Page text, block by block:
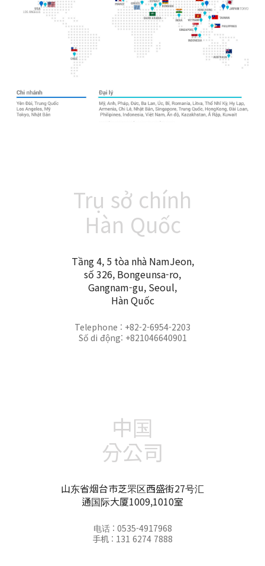
Trụ sở chính
Hàn Quốc
Tầng 4, 5 tòa nhà NamJeon,
số 326, Bongeunsa-ro,
Gangnam-gu, Seoul,
Hàn Quốc
Telephone : +82-2-6954-2203
Số di động: +821046640901
中国
分公司
山东省烟台市芝罘区西盛街27号汇
通国际大厦1009,1010室
电话 : 0535-4917968
手机 : 131 6274 7888